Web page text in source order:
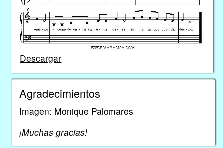
Descargar
Agradecimientos
Imagen: Monique Palomares
¡Muchas gracias!